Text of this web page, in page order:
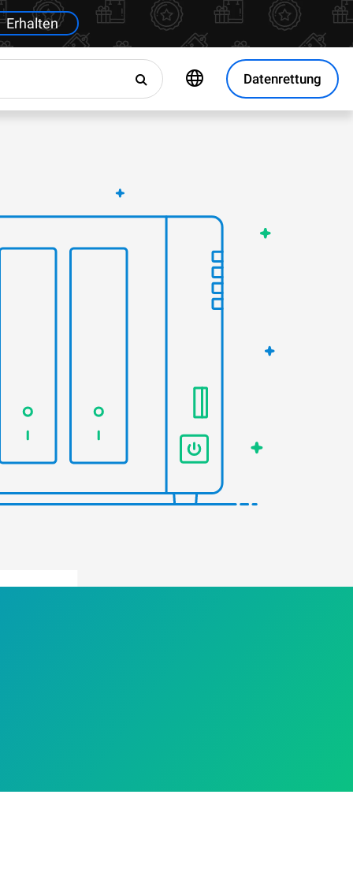
Erhalten
Datenrettung